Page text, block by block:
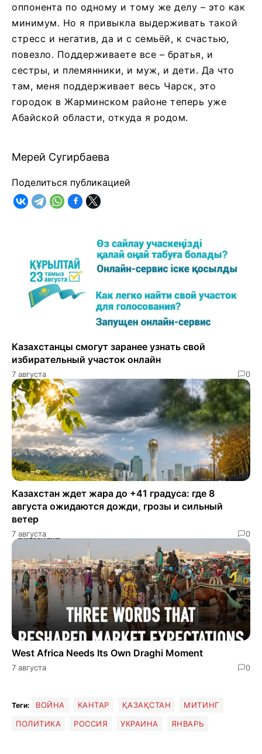
оппонента по одному и тому же делу – это как
минимум. Но я привыкла выдерживать такой
стресс и негатив, да и с семьёй, к счастью,
повезло. Поддерживаете все – братья, и
сестры, и племянники, и муж, и дети. Да что
там, меня поддерживает весь Чарск, это
городок в Жарминском районе теперь уже
Абайской области, откуда я родом.
Мерей Сугирбаева
Поделиться публикацией
Казахстанцы смогут заранее узнать свой
избирательный участок онлайн
7 августа 0
Казахстан ждет жара до +41 градуса: где 8
августа ожидаются дожди, грозы и сильный
ветер
7 августа 0
West Africa Needs Its Own Draghi Moment
7 августа 0
Теги: ВОЙНА КАНТАР ҚАЗАҚСТАН
МИТИНГ
ПОЛИТИКА
РОССИЯ УКРАИНА ЯНВАРЬ